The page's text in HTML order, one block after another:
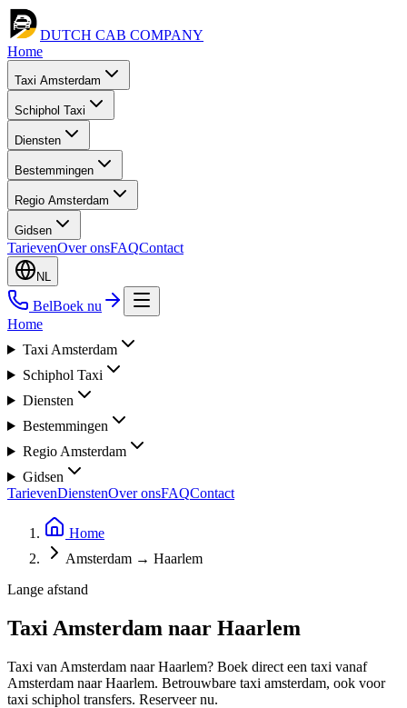
DUTCH CAB COMPANY
Home
Taxi Amsterdam
Schiphol Taxi
Diensten
Bestemmingen
Regio Amsterdam
Gidsen
TarievenOver onsFAQContact
NL
BelBoek nu
Home
Taxi Amsterdam
Schiphol Taxi
Diensten
Bestemmingen
Regio Amsterdam
Gidsen
TarievenDienstenOver onsFAQContact
Home
Amsterdam → Haarlem
Lange afstand
Taxi Amsterdam naar Haarlem
Taxi van Amsterdam naar Haarlem? Boek direct een taxi vanaf
Amsterdam naar Haarlem. Betrouwbare taxi amsterdam, ook voor
taxi schiphol transfers. Reserveer nu.